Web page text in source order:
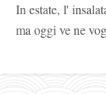
In estate, l'
ma oggi ve ne